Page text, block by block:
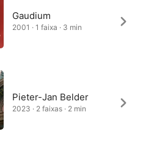
Gaudium
2001 · 1 faixa · 3 min
Pieter-Jan Belder
2023 · 2 faixas · 2 min